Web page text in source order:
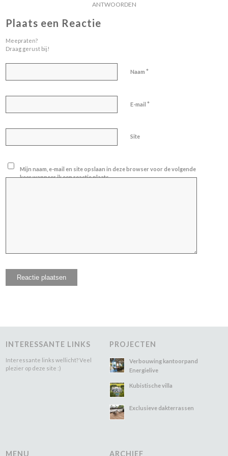
ANTWOORDEN
Plaats een Reactie
Meepraten?
Draag gerust bij!
Naam*
E-mail*
Site
Mijn naam, e-mail en site opslaan in deze browser voor de volgende
keer wanneer ik een reactie plaats.
INTERESSANTE LINKS
Interessante links wellicht? Veel
plezier op deze site :)
PROJECTEN
Verbouwing kantoorpand
Energielive
Kubistische villa
Exclusieve dakterrassen
MENU ARCHIEF